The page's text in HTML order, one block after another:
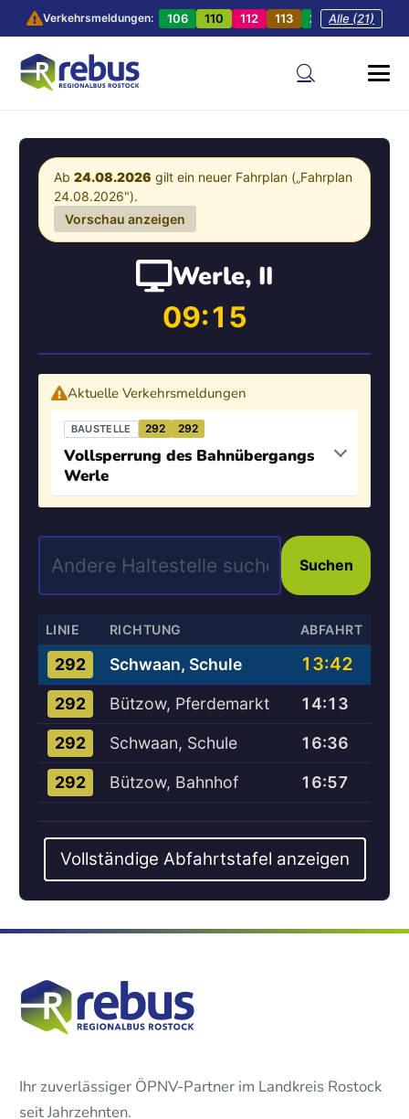
Verkehrsmeldungen: 106 110 112 113 201 202
Alle (21)
Ab 24.08.2026 gilt ein neuer Fahrplan („Fahrplan
24.08.2026").
Vorschau anzeigen
Werle, II
09:15
Aktuelle Verkehrsmeldungen
BAUSTELLE 292 292
Vollsperrung des Bahnübergangs
Werle
Suchen
LINIE RICHTUNG ABFAHRT
292 Schwaan, Schule 13:42
292 Bützow, Pferdemarkt 14:13
292 Schwaan, Schule 16:36
292 Bützow, Bahnhof 16:57
Vollständige Abfahrtstafel anzeigen
Ihr zuverlässiger ÖPNV-Partner im Landkreis Rostock
seit Jahrzehnten.